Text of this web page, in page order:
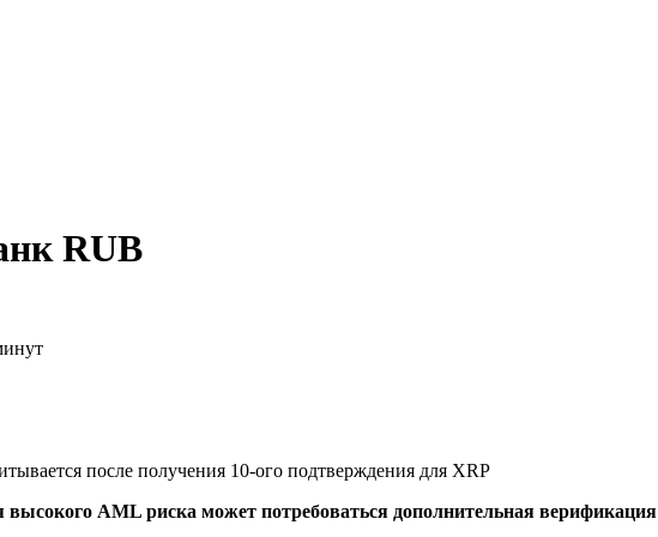
RUB
после получения 10-ого подтверждения для XRP
AML риска может потребоваться дополнительная верификация